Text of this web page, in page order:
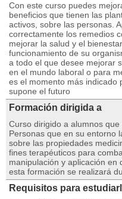
Con este curso puedes
beneficios que tienen las
activos, sobre las personas.
correctamente los remedios
mejorar la salud y el
funcionamiento de su
a todo el que desee mejorar
en el mundo laboral o para
es el momento más indicado
supone el futuro
Formación dirigida a
Curso dirigido a alumnos
Personas que en su entorno
sobre las propiedades
fines terapéuticos para
manipulación y aplicación en
esta formación se realizará
Requisitos para